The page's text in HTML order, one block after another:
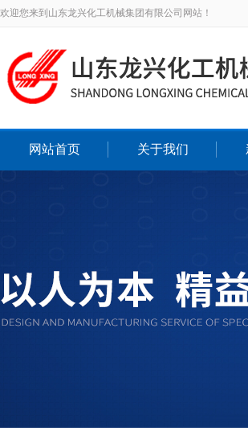
欢迎您来到山东龙兴化工机械集团有限公司网站！
网站首页 关于我们